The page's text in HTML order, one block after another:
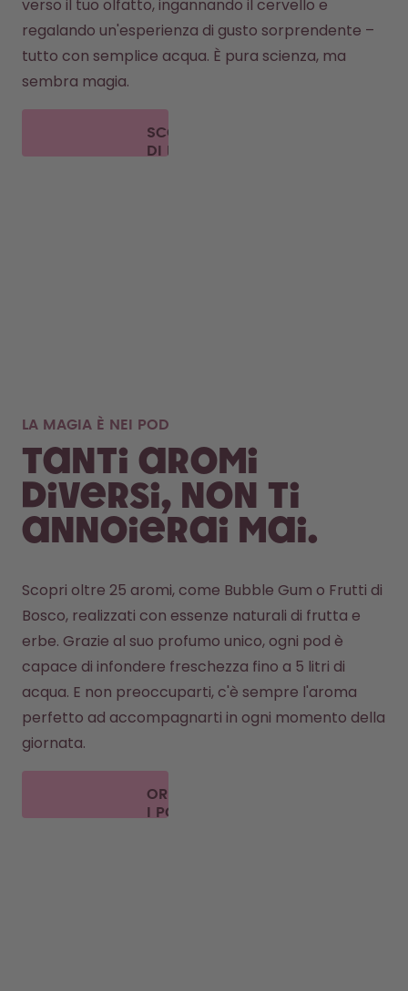
verso il tuo olfatto, ingannando il cervello e
regalando un'esperienza di gusto sorprendente –
tutto con semplice acqua. È pura scienza, ma
sembra magia.
SCOPRI
DI PIÙ
LA MAGIA È NEI POD
Tanti aromi
diversi, non ti
annoierai mai.
Scopri oltre 25 aromi, come Bubble Gum o Frutti di
Bosco, realizzati con essenze naturali di frutta e
erbe. Grazie al suo profumo unico, ogni pod è
capace di infondere freschezza fino a 5 litri di
acqua. E non preoccuparti, c'è sempre l'aroma
perfetto ad accompagnarti in ogni momento della
giornata.
ORDINA
I POD